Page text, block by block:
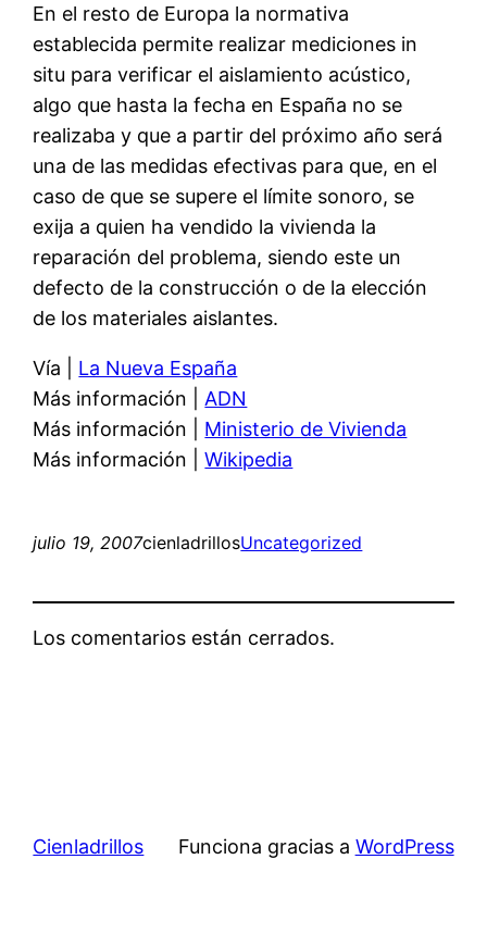
En el resto de Europa la normativa
establecida permite realizar mediciones in
situ para verificar el aislamiento acústico,
algo que hasta la fecha en España no se
realizaba y que a partir del próximo año será
una de las medidas efectivas para que, en el
caso de que se supere el límite sonoro, se
exija a quien ha vendido la vivienda la
reparación del problema, siendo este un
defecto de la construcción o de la elección
de los materiales aislantes.
Vía | La Nueva España
Más información | ADN
Más información | Ministerio de Vivienda
Más información |Wikipedia
julio 19, 2007cienladrillosUncategorized
Los comentarios están cerrados.
Cienladrillos Funciona gracias a WordPress